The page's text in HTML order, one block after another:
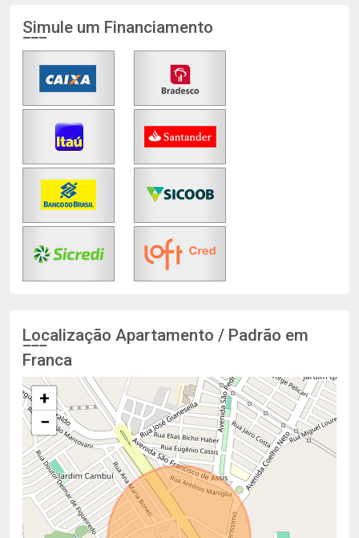
Simule um Financiamento
Localização Apartamento / Padrão em
Franca
+
−